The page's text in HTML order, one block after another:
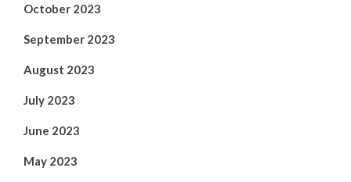
October 2023
September 2023
August 2023
July 2023
June 2023
May 2023